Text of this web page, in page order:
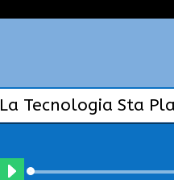
La Tecnologia Sta